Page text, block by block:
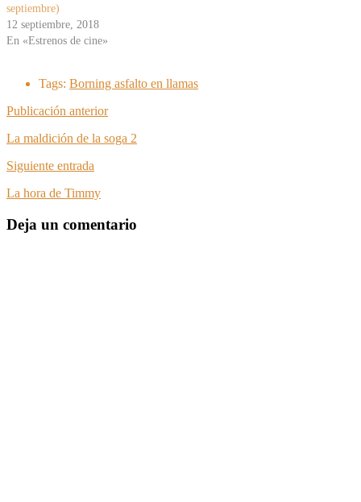
septiembre)
12 septiembre, 2018
En «Estrenos de cine»
Tags: Borning asfalto en llamas
Publicación anterior
La maldición de la soga 2
Siguiente entrada
La hora de Timmy
Deja un comentario